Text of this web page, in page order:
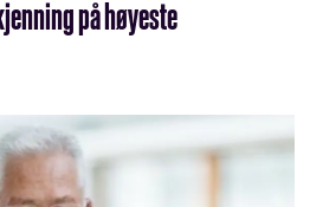
på høyeste